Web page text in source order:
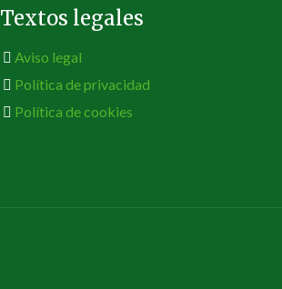
Textos legales
Aviso legal
Política de privacidad
Política de cookies